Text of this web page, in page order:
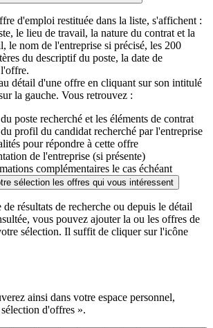
d'emploi restituée dans la liste, s'affichent :
le lieu de travail, la nature du contrat et la
le nom de l'entreprise si précisé, les 200
du descriptif du poste, la date de
détail d'une offre en cliquant sur son intitulé
la gauche. Vous retrouvez :
poste recherché et les éléments de contrat
profil du candidat recherché par l'entreprise
pour répondre à cette offre
de l'entreprise (si présente)
complémentaires le cas échéant
sélection les offres qui vous intéressent
résultats de recherche ou depuis le détail
vous pouvez ajouter la ou les offres de
sélection. Il suffit de cliquer sur l'icône
ainsi dans votre espace personnel,
d'offres ».